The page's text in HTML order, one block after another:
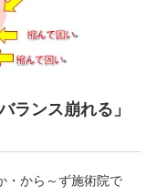
ンス崩れる」
・から～ず施術院で